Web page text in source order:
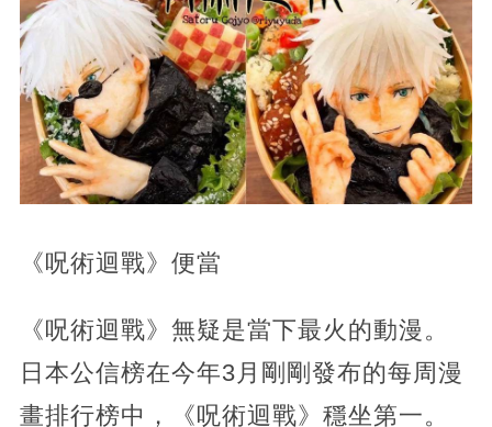
《呪術迴戰》便當
《呪術迴戰》無疑是當下最火的動漫。
日本公信榜在今年3月剛剛發布的每周漫
畫排行榜中，《呪術迴戰》穩坐第一。